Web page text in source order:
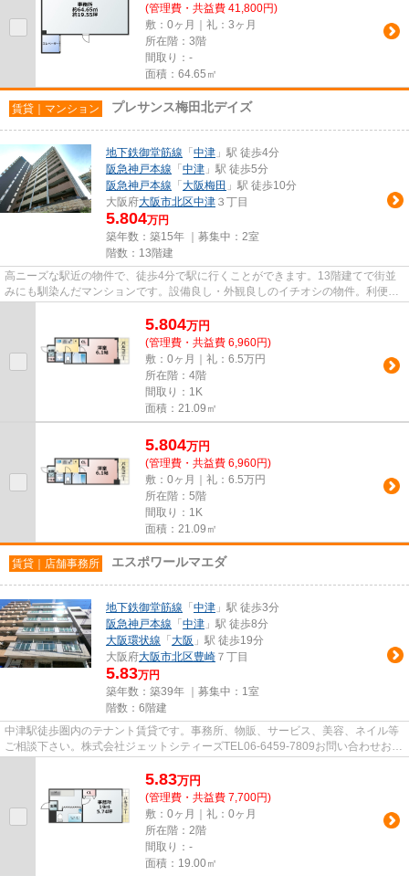
(管理費・共益費 41,800円)
敷：0ヶ月｜礼：3ヶ月
所在階：3階
間取り：-
面積：64.65㎡
賃貸｜マンション プレサンス梅田北デイズ
地下鉄御堂筋線 「 中津 」駅 徒歩4分
阪急神戸本線 「 中津 」駅 徒歩5分
阪急神戸本線 「 大阪梅田 」駅 徒歩10分
大阪府大阪市北区中津 ３丁目
5.804万円
築年数：築15年 ｜募集中： 2室
階数：13階建
高ニーズな駅近の物件で、徒歩4分で駅に行くことができます。13階建てで街並
みにも馴染んだマンションです。設備良し・外観良しのイチオシの物件。利便性
5.804万円
(管理費・共益費 6,960円)
敷：0ヶ月｜礼：6.5万円
所在階：4階
間取り：1K
面積：21.09㎡
5.804万円
(管理費・共益費 6,960円)
敷：0ヶ月｜礼：6.5万円
所在階：5階
間取り：1K
面積：21.09㎡
賃貸｜店舗事務所 エスポワールマエダ
地下鉄御堂筋線 「 中津 」駅 徒歩3分
阪急神戸本線 「 中津 」駅 徒歩8分
大阪環状線 「 大阪 」駅 徒歩19分
大阪府大阪市北区豊崎 ７丁目
5.83万円
築年数：築39年 ｜募集中： 1室
階数：6階建
中津駅徒歩圏内のテナント賃貸です。事務所、物販、サービス、美容、ネイル等
ご相談下さい。株式会社ジェットシティーズTEL06-6459-7809お問い合わせお待
5.83万円
(管理費・共益費 7,700円)
敷：0ヶ月｜礼：0ヶ月
所在階：2階
間取り：-
面積：19.00㎡